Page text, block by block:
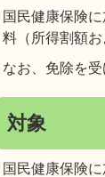
国民健康保険
料（所得割額お
なお、免除を受
対象
国民健康保険